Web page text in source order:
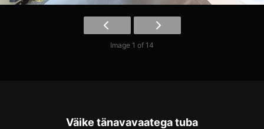
Image 1 of 14
Väike tänavavaatega tuba